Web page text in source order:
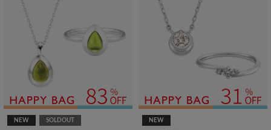
NEW SOLDOUT NEW